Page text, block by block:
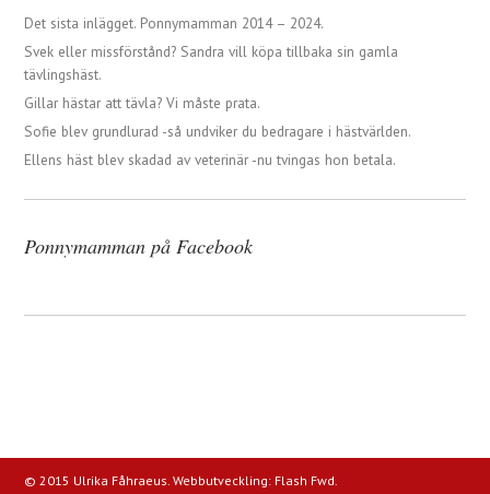
Det sista inlägget. Ponnymamman 2014 – 2024.
Svek eller missförstånd? Sandra vill köpa tillbaka sin gamla
tävlingshäst.
Gillar hästar att tävla? Vi måste prata.
Sofie blev grundlurad -så undviker du bedragare i hästvärlden.
Ellens häst blev skadad av veterinär -nu tvingas hon betala.
Ponnymamman på Facebook
© 2015 Ulrika Fåhraeus. Webbutveckling: Flash Fwd.